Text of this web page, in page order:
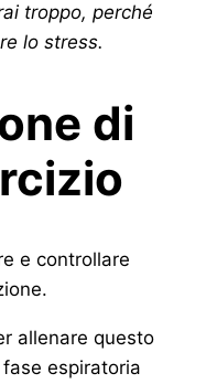
troppo, perché
lo stress.
di
e controllare
allenare questo
espiratoria